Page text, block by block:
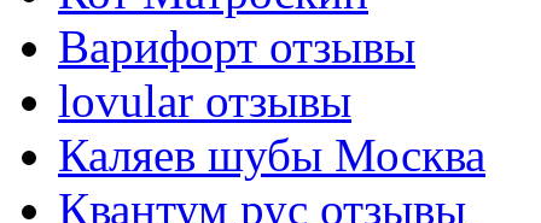
Варифорт отзывы
lovular отзывы
Каляев шубы Москва
Квантум рус отзывы